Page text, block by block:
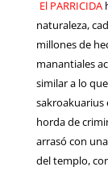
El PARRICIDA
naturaleza,
millones de
manantiales
similar a lo
sakroakuarius
horda de
arrasó con
del templo,